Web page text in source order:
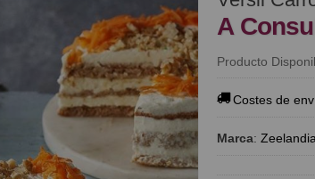
A
Producto
Costes de
Marca: